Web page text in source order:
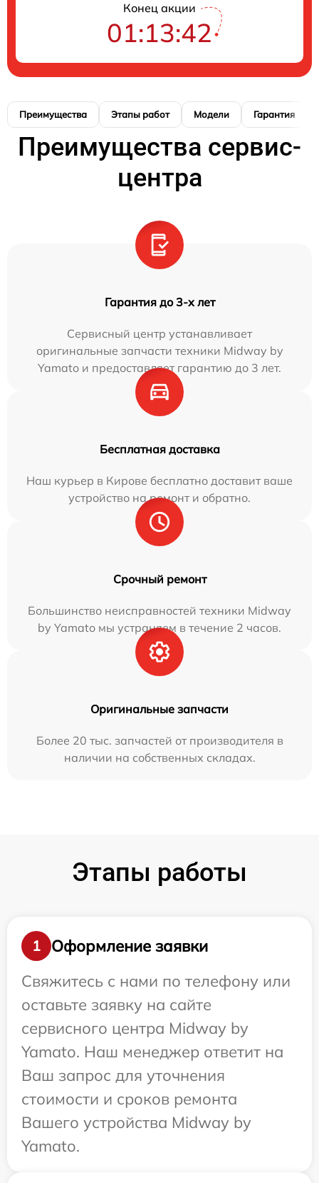
Конец акции
01:13:40
Преимущества Этапы работ Модели Гарантия
Преимущества сервис-
центра
Гарантия до 3-х лет
Сервисный центр устанавливает
оригинальные запчасти техники Midway by
Yamato и предоставляет гарантию до 3 лет.
Бесплатная доставка
Наш курьер в Кирове бесплатно доставит ваше
устройство на ремонт и обратно.
Срочный ремонт
Большинство неисправностей техники Midway
by Yamato мы устраняем в течение 2 часов.
Оригинальные запчасти
Более 20 тыс. запчастей от производителя в
наличии на собственных складах.
Этапы работы
1
Оформление заявки
Свяжитесь с нами по телефону или
оставьте заявку на сайте
сервисного центра Midway by
Yamato. Наш менеджер ответит на
Ваш запрос для уточнения
стоимости и сроков ремонта
Вашего устройства Midway by
Yamato.